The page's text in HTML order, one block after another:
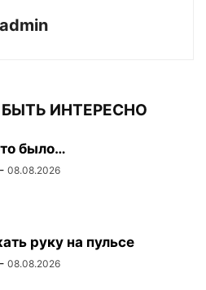
admin
ИНТЕРЕСНО
было…
- 08.08.2026
руку на пульсе
- 08.08.2026